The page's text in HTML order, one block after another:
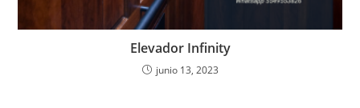
Elevador Infinity
junio 13, 2023